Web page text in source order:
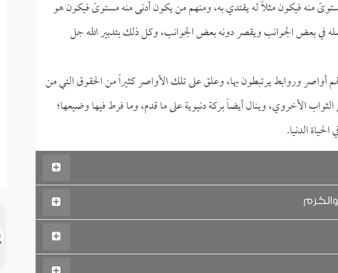
منه فيكون مثلاً له يقتدي به، ومنهم من يكون أدنى منه مستوىً فيكون هو
في بعض الجوانب ويقصر دونه بعض الجوانب، وكل ذلك بتدبير الله جل
وروابط يرتبطون بها، وعلق على تلك الأواصر كثيراً من الحقوق التي من
الأخروي، وينال أيضاً بركة دنيوية على ما قدم، وما فرط فيها وضيعها؛
الدنيا.